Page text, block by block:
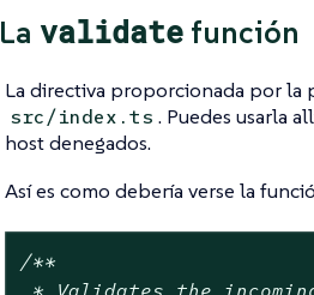
La validatefunción
La directiva proporcionada por la
src/index.ts . Puedes usarla
host denegados.
Así es como debería verse la
/**